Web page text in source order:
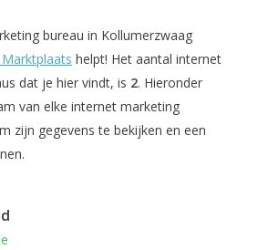
bureau in Kollumerzwaag
Marktplaats helpt! Het aantal internet
dat je hier vindt, is 2. Hieronder
van elke internet marketing
zijn gegevens te bekijken en een